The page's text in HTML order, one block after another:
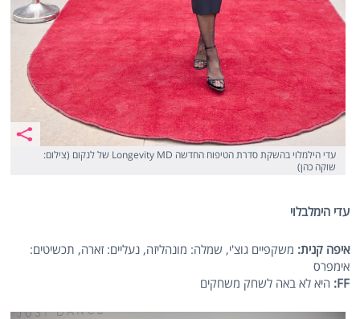
עדי הילמלוי בהשקת סדרת הטיפוח החדשה Longevity MD של לנקום (צילום:
שוקה כהן)
עדי הימלבלוי
איפה קנית: משקפיים גוצ'י, שמלה: מונהליזה, נעליים: זארה, תכשיטים:
אימפרס
FF
: היא לא באה לשחק משחקים